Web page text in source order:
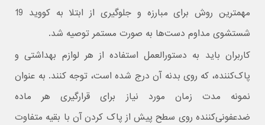
مهمترین روش برای مبارزه و جلوگیری از ابتلا به کووید 19
شستشوی مداوم دست‌ها به صورت مستمر توصیه شد.
کاربران باید به دستورالعمل استفاده از هر لوازم بهداشتی و
پاک‌کننده، که روی بدنه آن‌ درج شده است، توجه کنند. به عنوان
نمونه مدت زمان مورد نیاز برای قرارگیری هر ماده
ضدعفونی‌کننده روی سطح پیش از پاک کردن آن با بقیه متفاوت